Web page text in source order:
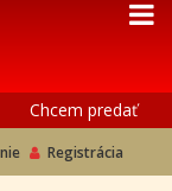
Chcem predať
Registrácia